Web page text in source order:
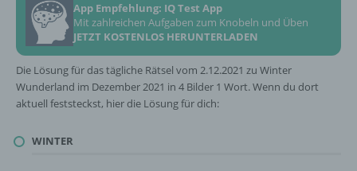
App Empfehlung: IQ Test App
Mit zahlreichen Aufgaben zum Knobeln und Üben
JETZT KOSTENLOS HERUNTERLADEN
Die Lösung für das tägliche Rätsel vom 2.12.2021 zu Winter
Wunderland im Dezember 2021 in 4 Bilder 1 Wort. Wenn du dort
aktuell feststeckst, hier die Lösung für dich:
WINTER